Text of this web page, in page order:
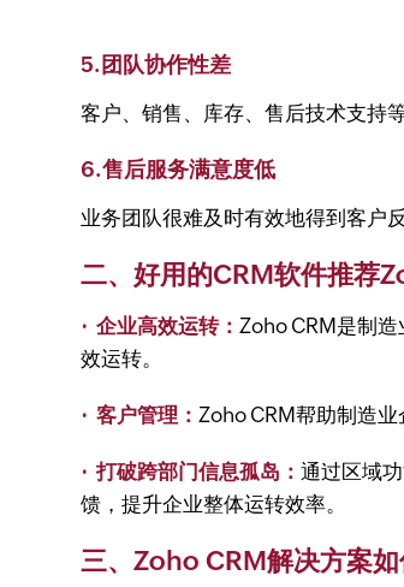
5.团队协作性差
客户、销售、库存、售后技术支持
6.售后服务满意度低
业务团队很难及时有效地得到客户
二、好用的CRM软件推荐
· 企业高效运转： Zoho CRM是制
效运转。
· 客户管理： Zoho CRM帮助制造
· 打破跨部门信息孤岛：通过区域
馈，提升企业整体运转效率。
三、Zoho CRM解决方案